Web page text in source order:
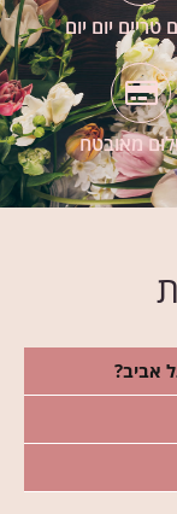
טריים יום יום
מאובטח
אביב?